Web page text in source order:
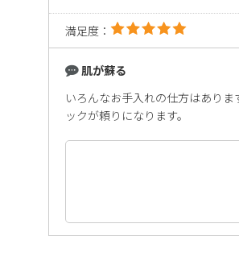
満足度：
肌が蘇る
いろんなお手入れの仕方はあり
ックが頼りになります。